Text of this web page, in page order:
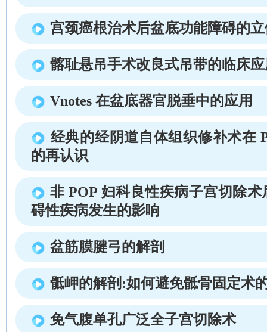
宫颈癌根治术后盆底功能障碍的
髂耻悬吊手术改良式吊带的临床
Vnotes 在盆底器官脱垂中的应用
经典的经阴道自体组织修补术在
的再认识
非 POP 妇科良性疾病子宫切除
碍性疾病发生的影响
盆筋膜腱弓的解剖
骶岬的解剖:如何避免骶骨固定术
免气腹单孔广泛全子宫切除术